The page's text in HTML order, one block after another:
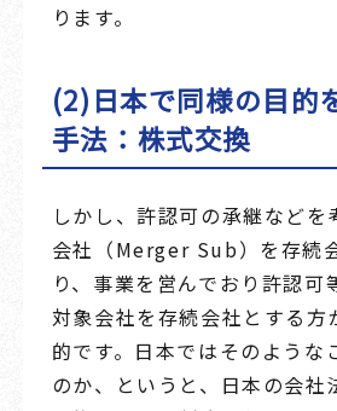
ります。
(2)日本で同様の目的
手法：株式交換
しかし、許認可の承継などを
会社（Merger Sub）を存続
り、事業を営んでおり許認可
対象会社を存続会社とする方
的です。日本ではそのような
のか、というと、日本の会社